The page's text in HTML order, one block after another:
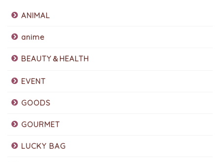
ANIMAL
anime
BEAUTY＆HEALTH
EVENT
GOODS
GOURMET
LUCKY BAG